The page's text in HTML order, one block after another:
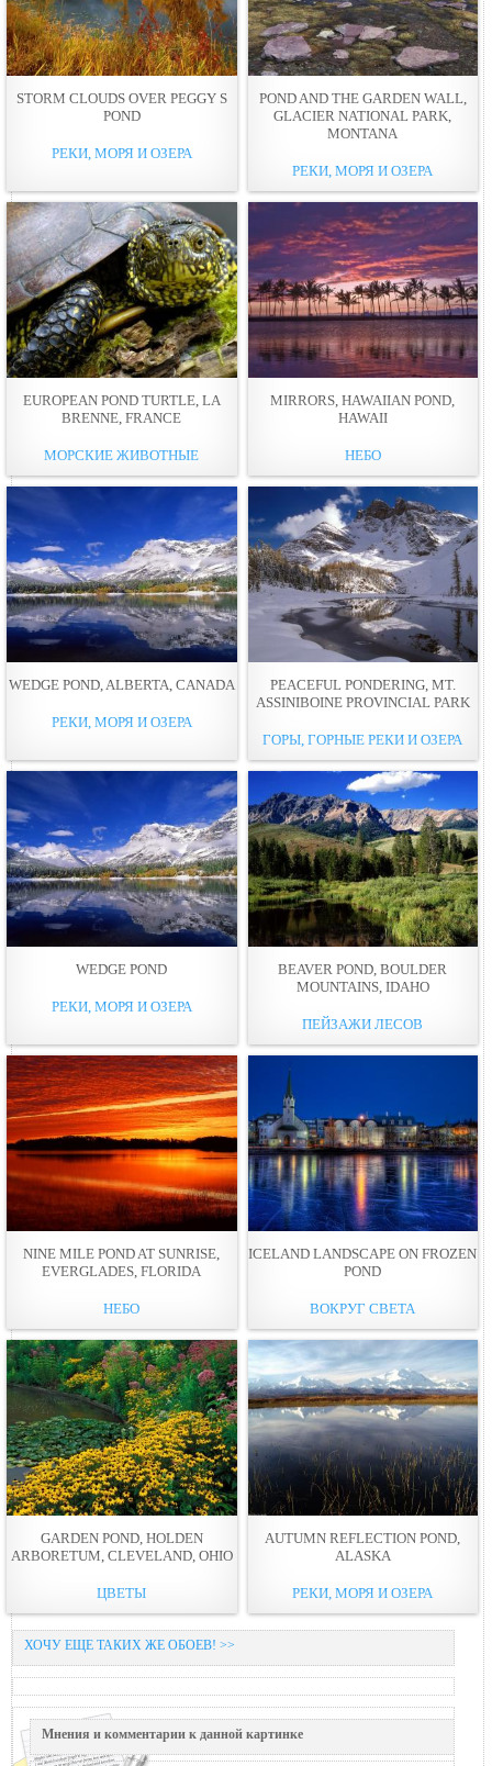
STORM CLOUDS OVER PEGGY S
POND
РЕКИ, МОРЯ И ОЗЕРА
POND AND THE GARDEN WALL,
GLACIER NATIONAL PARK,
MONTANA
РЕКИ, МОРЯ И ОЗЕРА
EUROPEAN POND TURTLE, LA
BRENNE, FRANCE
МОРСКИЕ ЖИВОТНЫЕ
MIRRORS, HAWAIIAN POND,
HAWAII
НЕБО
WEDGE POND, ALBERTA, CANADA
РЕКИ, МОРЯ И ОЗЕРА
PEACEFUL PONDERING, MT.
ASSINIBOINE PROVINCIAL PARK
ГОРЫ, ГОРНЫЕ РЕКИ И ОЗЕРА
WEDGE POND
РЕКИ, МОРЯ И ОЗЕРА
BEAVER POND, BOULDER
MOUNTAINS, IDAHO
ПЕЙЗАЖИ ЛЕСОВ
NINE MILE POND AT SUNRISE,
EVERGLADES, FLORIDA
НЕБО
ICELAND LANDSCAPE ON FROZEN
POND
ВОКРУГ СВЕТА
GARDEN POND, HOLDEN
ARBORETUM, CLEVELAND, OHIO
ЦВЕТЫ
AUTUMN REFLECTION POND,
ALASKA
РЕКИ, МОРЯ И ОЗЕРА
ХОЧУ ЕЩЕ ТАКИХ ЖЕ ОБОЕВ! >>
Мнения и комментарии к данной картинке